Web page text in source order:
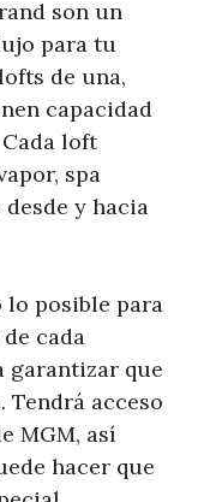
son un
para tu
de una,
capacidad
loft
spa
y hacia
lo posible para
cada
garantizar que
Tendrá acceso
MGM, así
hacer que